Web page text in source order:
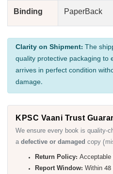
Binding PaperBack
Clarity on Shipment: The
quality protective packaging to
arrives in perfect condition
damage.
KPSC Vaani Trust
We ensure every book is quality-
adefective or damaged copy
Return Policy:
Report Window: Within